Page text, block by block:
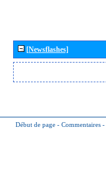
[Newsflashes]
Début de page - Commentaires -